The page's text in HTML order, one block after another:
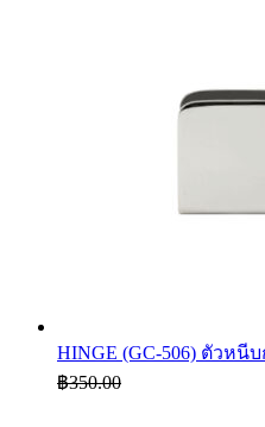
HINGE (GC-506) ตัวหนี
฿350.00